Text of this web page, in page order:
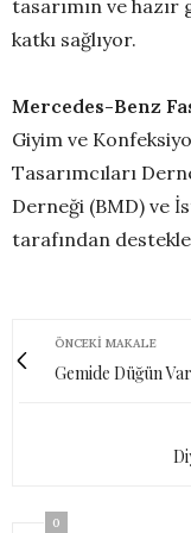
tasarımın ve hazır
katkı sağlıyor.
Mercedes-Benz
Giyim ve
Tasarımcıları
Derneği (BMD) ve
tarafından
ÖNCEKI MAKALE
​​​​​​​Gemide Düğün
0